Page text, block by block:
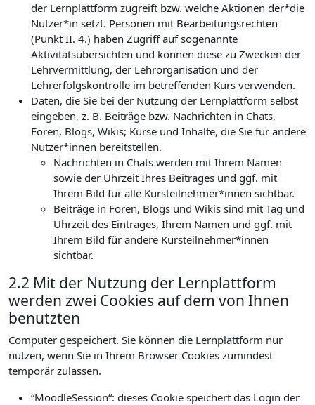
der Lernplattform zugreift bzw. welche Aktionen der*die
Nutzer*in setzt. Personen mit Bearbeitungsrechten
(Punkt II. 4.) haben Zugriff auf sogenannte
Aktivitätsübersichten und können diese zu Zwecken der
Lehrvermittlung, der Lehrorganisation und der
Lehrerfolgskontrolle im betreffenden Kurs verwenden.
Daten, die Sie bei der Nutzung der Lernplattform selbst
eingeben, z. B. Beiträge bzw. Nachrichten in Chats,
Foren, Blogs, Wikis; Kurse und Inhalte, die Sie für andere
Nutzer*innen bereitstellen.
Nachrichten in Chats werden mit Ihrem Namen
sowie der Uhrzeit Ihres Beitrages und ggf. mit
Ihrem Bild für alle Kursteilnehmer*innen sichtbar.
Beiträge in Foren, Blogs und Wikis sind mit Tag und
Uhrzeit des Eintrages, Ihrem Namen und ggf. mit
Ihrem Bild für andere Kursteilnehmer*innen
sichtbar.
2.2 Mit der Nutzung der Lernplattform
werden zwei Cookies auf dem von Ihnen
benutzten
Computer gespeichert. Sie können die Lernplattform nur
nutzen, wenn Sie in Ihrem Browser Cookies zumindest
temporär zulassen.
“MoodleSession“: dieses Cookie speichert das Login der